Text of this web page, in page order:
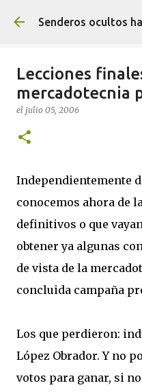
Ir al
Senderos ocultos
Lecciones
mercadotecnia
el julio 05, 2006
Independientemente
conocemos ahora de
definitivos o que
obtener ya algunas
de vista de la
concluida campaña
Los que perdieron:
López Obrador. Y no
votos para ganar, si